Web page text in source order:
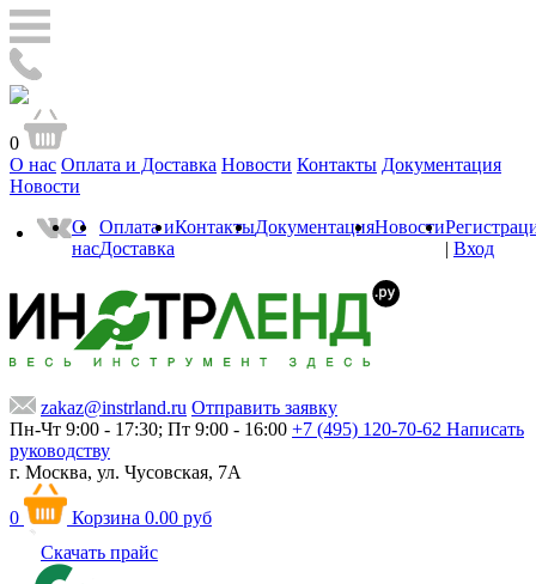
0
О нас Оплата и Доставка Новости Контакты Документация
Новости
О
нас
Оплата и
Доставка
КонтактыДокументацияНовости
| Вход
zakaz@instrland.ru Отправить заявку
Пн-Чт 9:00 - 17:30; Пт 9:00 - 16:00 +7 (495) 120-70-62 Написать
руководству
г. Москва, ул. Чусовская, 7А
0 Корзина 0.00 руб
Скачать прайс